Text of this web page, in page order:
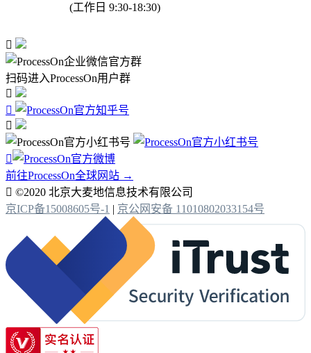
(工作日 9:30-18:30)

扫码进入ProcessOn用户群




前往ProcessOn全球网站 →
 ©2020 北京大麦地信息技术有限公司
京ICP备15008605号-1 | 京公网安备 11010802033154号